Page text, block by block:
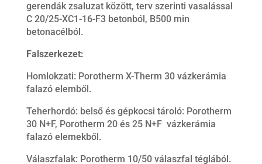
gerendák zsaluzat között, terv szerinti vasalással
C 20/25-XC1-16-F3 betonból, B500 min
betonacélból.
Falszerkezet:
Homlokzati: Porotherm X-Therm 30 vázkerámia
falazó elemből.
Teherhordó: belső és gépkocsi tároló: Porotherm
30 N+F, Porotherm 20 és 25 N+F vázkerámia
falazó elemekből.
Válaszfalak: Porotherm 10/50 válaszfal téglából.